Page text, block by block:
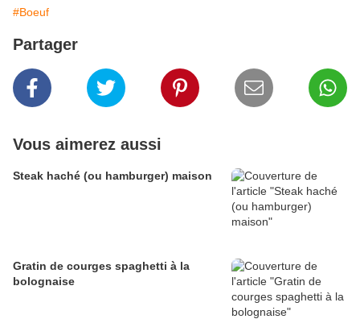
#Boeuf
Partager
Vous aimerez aussi
Steak haché (ou hamburger) maison
Gratin de courges spaghetti à la
bolognaise